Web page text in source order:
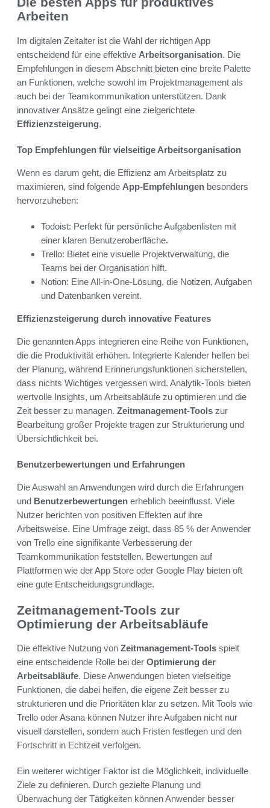
Arbeiten
Im digitalen Zeitalter ist die Wahl der richtigen App
entscheidend für eine effektive Arbeitsorganisation. Die
Empfehlungen in diesem Abschnitt bieten eine breite Palette
an Funktionen, welche sowohl im Projektmanagement als
auch bei der Teamkommunikation unterstützen. Dank
innovativer Ansätze gelingt eine zielgerichtete
Effizienzsteigerung.
Top Empfehlungen für vielseitige Arbeitsorganisation
Wenn es darum geht, die Effizienz am Arbeitsplatz zu
maximieren, sind folgende App-Empfehlungen besonders
hervorzuheben:
Todoist: Perfekt für persönliche Aufgabenlisten mit
einer klaren Benutzeroberfläche.
Trello: Bietet eine visuelle Projektverwaltung, die
Teams bei der Organisation hilft.
Notion: Eine All-in-One-Lösung, die Notizen, Aufgaben
und Datenbanken vereint.
Effizienzsteigerung durch innovative Features
Die genannten Apps integrieren eine Reihe von Funktionen,
die die Produktivität erhöhen. Integrierte Kalender helfen bei
der Planung, während Erinnerungsfunktionen sicherstellen,
dass nichts Wichtiges vergessen wird. Analytik-Tools bieten
wertvolle Insights, um Arbeitsabläufe zu optimieren und die
Zeit besser zu managen. Zeitmanagement-Tools zur
Bearbeitung großer Projekte tragen zur Strukturierung und
Übersichtlichkeit bei.
Benutzerbewertungen und Erfahrungen
Die Auswahl an Anwendungen wird durch die Erfahrungen
und Benutzerbewertungen erheblich beeinflusst. Viele
Nutzer berichten von positiven Effekten auf ihre
Arbeitsweise. Eine Umfrage zeigt, dass 85 % der Anwender
von Trello eine signifikante Verbesserung der
Teamkommunikation feststellen. Bewertungen auf
Plattformen wie der App Store oder Google Play bieten oft
eine gute Entscheidungsgrundlage.
Zeitmanagement-Tools zur
Optimierung der Arbeitsabläufe
Die effektive Nutzung von Zeitmanagement-Tools spielt
eine entscheidende Rolle bei der Optimierung der
Arbeitsabläufe. Diese Anwendungen bieten vielseitige
Funktionen, die dabei helfen, die eigene Zeit besser zu
strukturieren und die Prioritäten klar zu setzen. Mit Tools wie
Trello oder Asana können Nutzer ihre Aufgaben nicht nur
visuell darstellen, sondern auch Fristen festlegen und den
Fortschritt in Echtzeit verfolgen.
Ein weiterer wichtiger Faktor ist die Möglichkeit, individuelle
Ziele zu definieren. Durch gezielte Planung und
Überwachung der Tätigkeiten können Anwender besser